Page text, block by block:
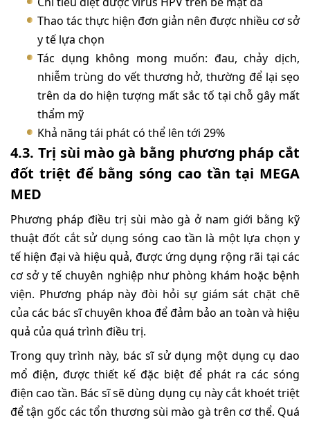
Thao tác thực hiện đơn giản nên được nhiều cơ sở
y tế lựa chọn
Tác dụng không mong muốn: đau, chảy dịch,
nhiễm trùng do vết thương hở, thường để lại sẹo
trên da do hiện tượng mất sắc tố tại chỗ gây mất
thẩm mỹ
Khả năng tái phát có thể lên tới 29%
4.3. Trị sùi mào gà bằng phương pháp cắt
đốt triệt để bằng sóng cao tần tại MEGA
MED
Phương pháp điều trị sùi mào gà ở nam giới bằng kỹ
thuật đốt cắt sử dụng sóng cao tần là một lựa chọn y
tế hiện đại và hiệu quả, được ứng dụng rộng rãi tại các
cơ sở y tế chuyên nghiệp như phòng khám hoặc bệnh
viện. Phương pháp này đòi hỏi sự giám sát chặt chẽ
của các bác sĩ chuyên khoa để đảm bảo an toàn và hiệu
quả của quá trình điều trị.
Trong quy trình này, bác sĩ sử dụng một dụng cụ dao
mổ điện, được thiết kế đặc biệt để phát ra các sóng
điện cao tần. Bác sĩ sẽ dùng dụng cụ này cắt khoét triệt
để tận gốc các tổn thương sùi mào gà trên cơ thể. Quá